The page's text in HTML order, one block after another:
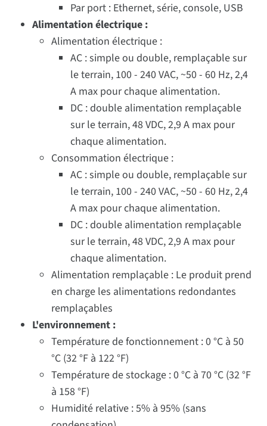
Par port : Ethernet, série, console, USB
Alimentation électrique :
Alimentation électrique :
AC : simple ou double, remplaçable sur
le terrain, 100 - 240 VAC, ~50 - 60 Hz, 2,4
A max pour chaque alimentation.
DC : double alimentation remplaçable
sur le terrain, 48 VDC, 2,9 A max pour
chaque alimentation.
Consommation électrique :
AC : simple ou double, remplaçable sur
le terrain, 100 - 240 VAC, ~50 - 60 Hz, 2,4
A max pour chaque alimentation.
DC : double alimentation remplaçable
sur le terrain, 48 VDC, 2,9 A max pour
chaque alimentation.
Alimentation remplaçable : Le produit prend
en charge les alimentations redondantes
remplaçables
L'environnement :
Température de fonctionnement : 0 °C à 50
°C (32 °F à 122 °F)
Température de stockage : 0 °C à 70 °C (32 °F
à 158 °F)
Humidité relative : 5% à 95% (sans